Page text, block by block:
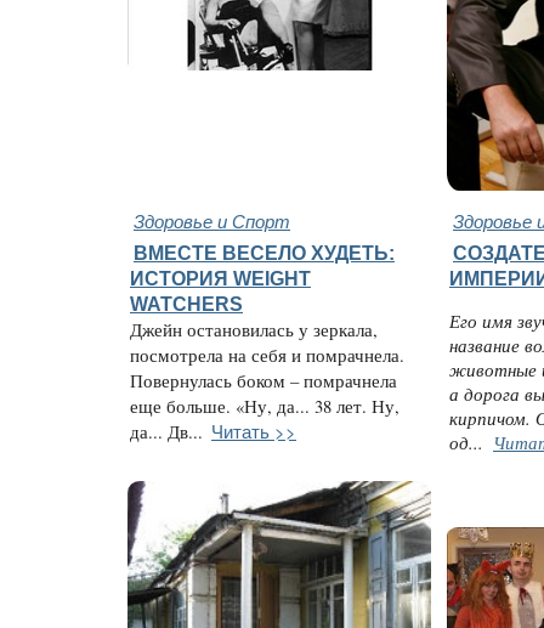
Здоровье и Спорт Здоровье
ВМЕСТЕ ВЕСЕЛО ХУДЕТЬ:
ИСТОРИЯ WEIGHT
WATCHERS
Джейн остановилась у зеркала,
посмотрела на себя и помрачнела.
Повернулась боком – помрачнела
еще больше. «Ну, да... 38 лет. Ну,
да... Дв... Читать >>
Его имя
название
животные
а дорога
кирпичом.
од...